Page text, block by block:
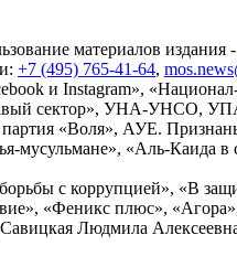
материалов издания
+7 (495) 765-41-64,
и Instagram»,
сектор», УНА-УНСО,
«Воля», АУЕ.
«Аль-Каида в
с коррупцией», «В
«Феникс плюс»,
Людмила